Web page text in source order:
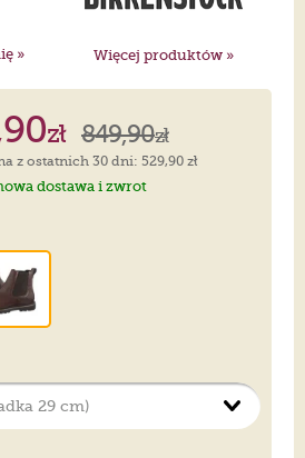
» Więcej produktów »
zł 849,90zł
z ostatnich 30 dni: 529,90 zł
dostawa i zwrot